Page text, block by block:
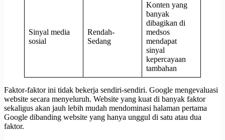
Sinyal media
sosial
Rendah-
Sedang
Konten yang
banyak
dibagikan di
medsos
mendapat
sinyal
kepercayaan
tambahan
Faktor-faktor ini tidak bekerja sendiri-sendiri. Google mengevaluasi
website secara menyeluruh. Website yang kuat di banyak faktor
sekaligus akan jauh lebih mudah mendominasi halaman pertama
Google dibanding website yang hanya unggul di satu atau dua
faktor.